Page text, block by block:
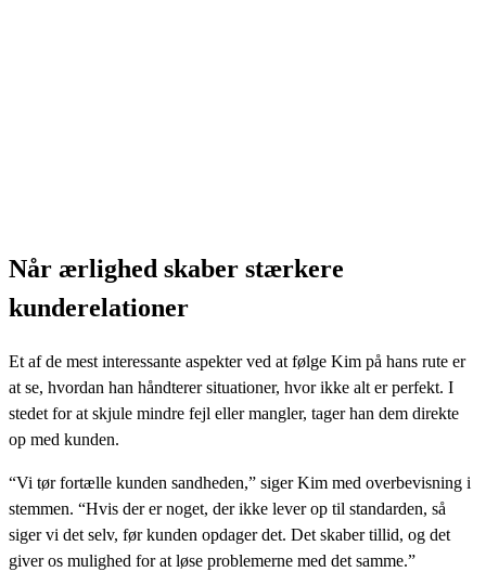
Når ærlighed skaber stærkere
kunderelationer
Et af de mest interessante aspekter ved at følge Kim på hans rute er
at se, hvordan han håndterer situationer, hvor ikke alt er perfekt. I
stedet for at skjule mindre fejl eller mangler, tager han dem direkte
op med kunden.
“Vi tør fortælle kunden sandheden,” siger Kim med overbevisning i
stemmen. “Hvis der er noget, der ikke lever op til standarden, så
siger vi det selv, før kunden opdager det. Det skaber tillid, og det
giver os mulighed for at løse problemerne med det samme.”